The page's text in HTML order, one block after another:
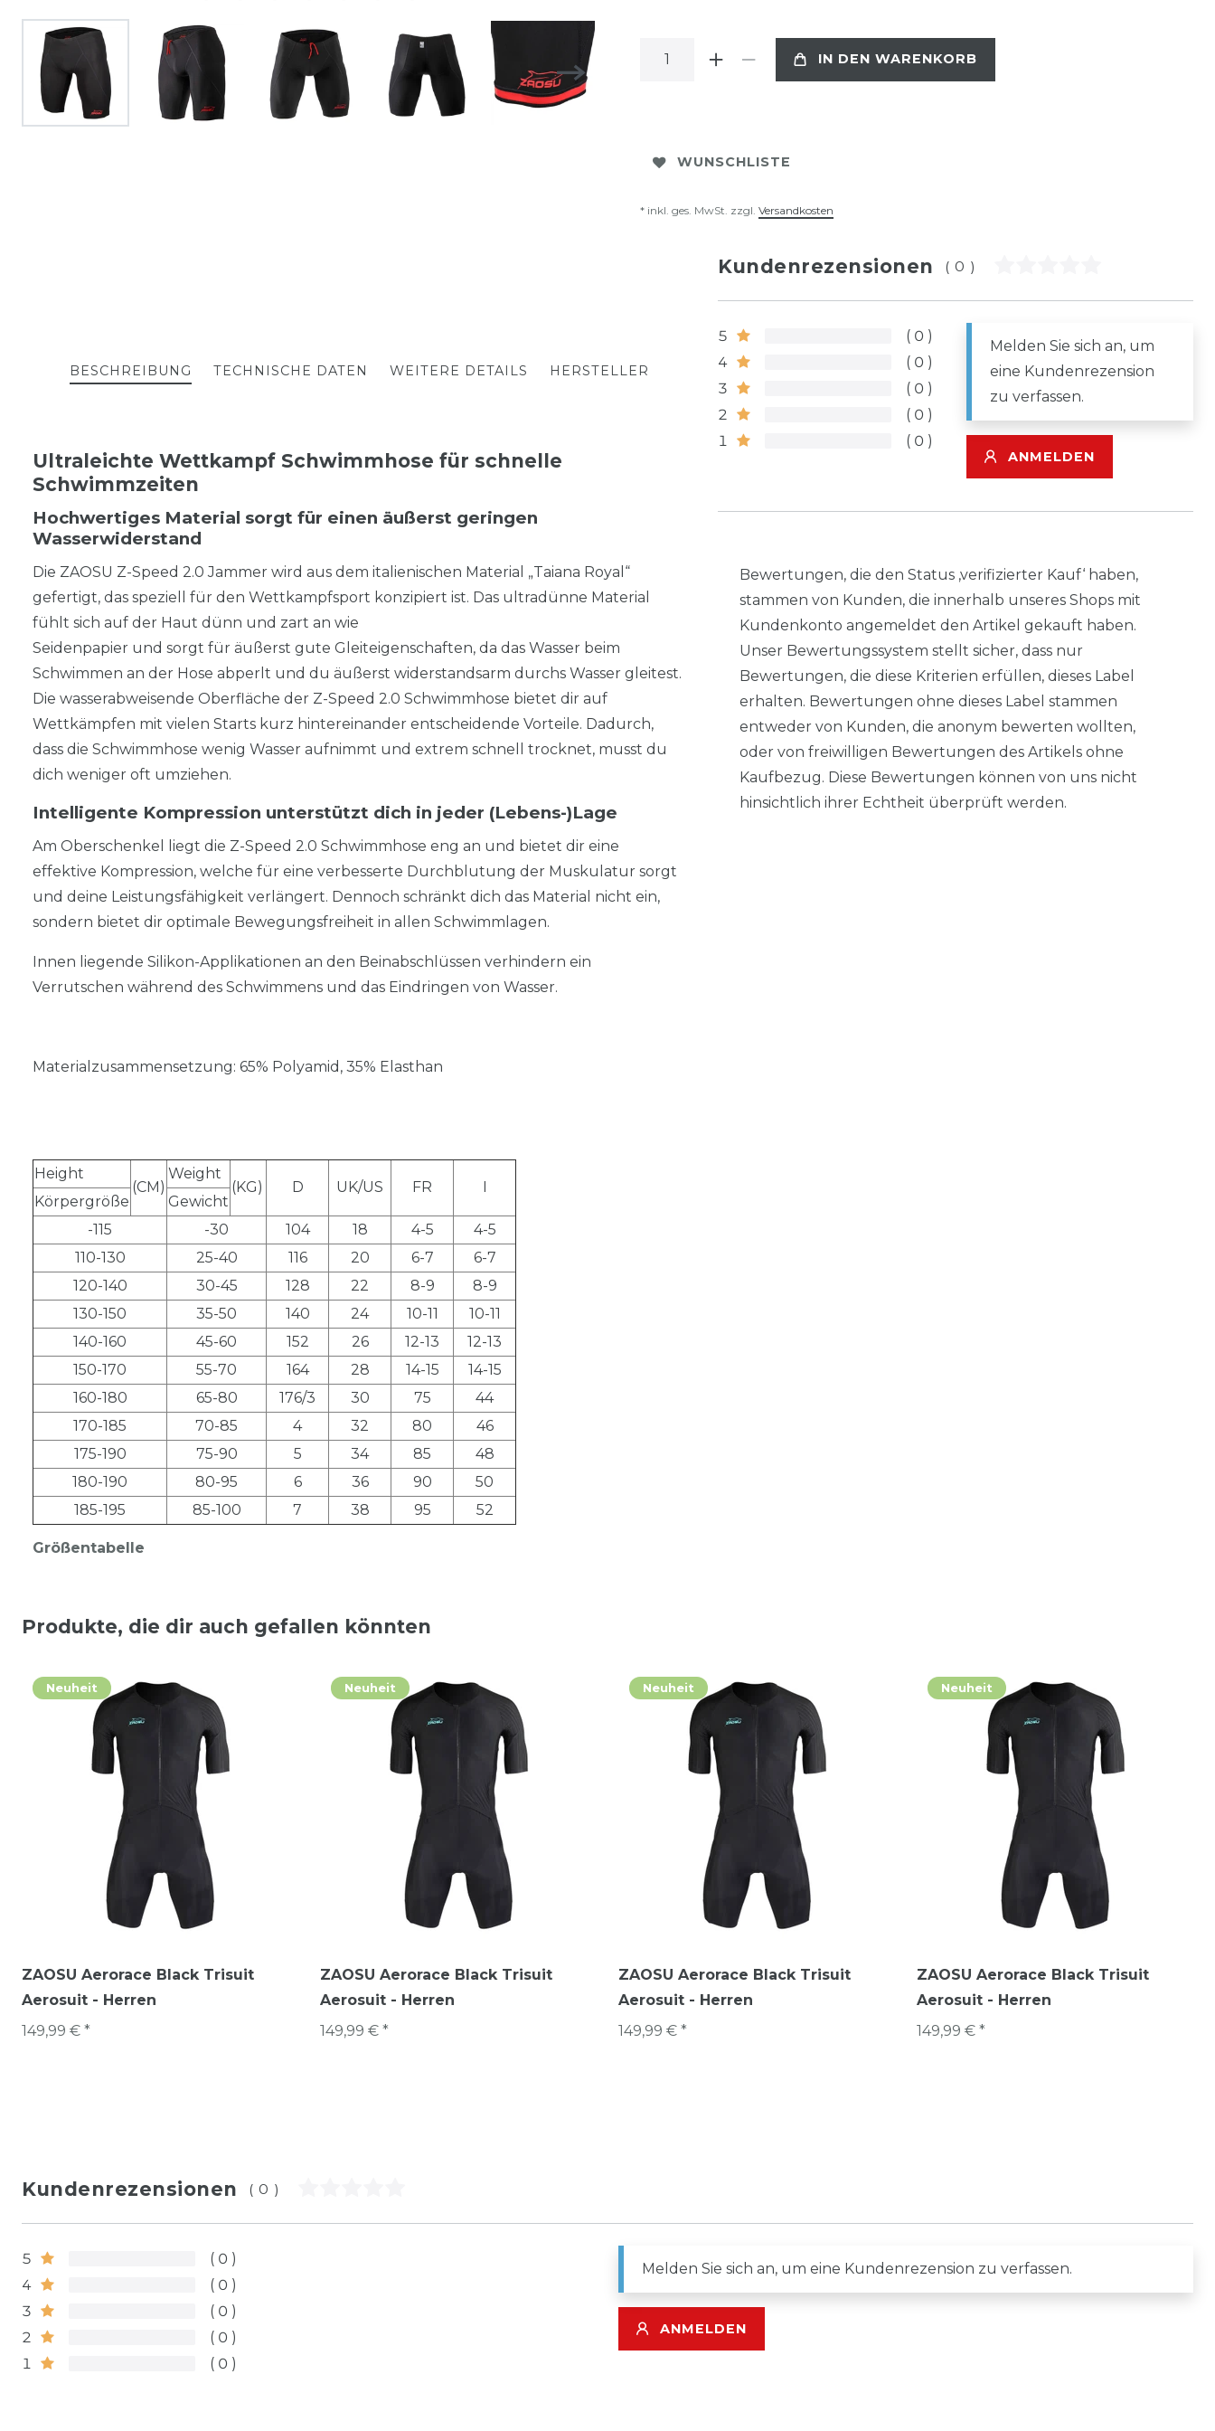
IN DEN WARENKORB
WUNSCHLISTE
* inkl. ges. MwSt. zzgl. Versandkosten
BESCHREIBUNG TECHNISCHE DATEN WEITERE DETAILS HERSTELLER
Ultraleichte Wettkampf Schwimmhose für schnelle
Schwimmzeiten
Hochwertiges Material sorgt für einen äußerst geringen
Wasserwiderstand
Die ZAOSU Z-Speed 2.0 Jammer wird aus dem italienischen Material „Taiana Royal“
gefertigt, das speziell für den Wettkampfsport konzipiert ist. Das ultradünne Material
fühlt sich auf der Haut dünn und zart an wie
Seidenpapier und sorgt für äußerst gute Gleiteigenschaften, da das Wasser beim
Schwimmen an der Hose abperlt und du äußerst widerstandsarm durchs Wasser gleitest.
Die wasserabweisende Oberfläche der Z-Speed 2.0 Schwimmhose bietet dir auf
Wettkämpfen mit vielen Starts kurz hintereinander entscheidende Vorteile. Dadurch,
dass die Schwimmhose wenig Wasser aufnimmt und extrem schnell trocknet, musst du
dich weniger oft umziehen.
Intelligente Kompression unterstützt dich in jeder (Lebens-)Lage
Am Oberschenkel liegt die Z-Speed 2.0 Schwimmhose eng an und bietet dir eine
effektive Kompression, welche für eine verbesserte Durchblutung der Muskulatur sorgt
und deine Leistungsfähigkeit verlängert. Dennoch schränkt dich das Material nicht ein,
sondern bietet dir optimale Bewegungsfreiheit in allen Schwimmlagen.
Innen liegende Silikon-Applikationen an den Beinabschlüssen verhindern ein
Verrutschen während des Schwimmens und das Eindringen von Wasser.
Materialzusammensetzung: 65% Polyamid, 35% Elasthan
Größentabelle
Height
(CM)
Weight
(KG) D UK/US FR
I
Körpergröße
Gewicht
-115
-30 104 18 4-5
4-5
110-130
25-40 116 20 6-7
6-7
120-140
30-45 128 22 8-9
8-9
130-150
35-50 140 24 10-11
10-11
140-160
45-60 152 26 12-13
12-13
150-170
55-70 164 28 14-15
14-15
160-180
65-80 176/3 30 75
44
170-185
70-85 4 32 80
46
175-190
75-90 5 34 85
48
180-190
80-95 6 36 90
50
185-195
85-100 7 38 95 52
Kundenrezensionen (0)
5
0
4
0
3
0
2
0
1
0
Melden Sie sich an, um
eine Kundenrezension
zu verfassen.
ANMELDEN
Bewertungen, die den Status ‚verifizierter Kauf‘ haben,
stammen von Kunden, die innerhalb unseres Shops mit
Kundenkonto angemeldet den Artikel gekauft haben.
Unser Bewertungssystem stellt sicher, dass nur
Bewertungen, die diese Kriterien erfüllen, dieses Label
erhalten. Bewertungen ohne dieses Label stammen
entweder von Kunden, die anonym bewerten wollten,
oder von freiwilligen Bewertungen des Artikels ohne
Kaufbezug. Diese Bewertungen können von uns nicht
hinsichtlich ihrer Echtheit überprüft werden.
Produkte, die dir auch gefallen könnten
Neuheit
ZAOSU Aerorace Black Trisuit
Aerosuit - Herren
149,99 € *
Neuheit
ZAOSU Aerorace Black Trisuit
Aerosuit - Herren
149,99 € *
Neuheit
ZAOSU Aerorace Black Trisuit
Aerosuit - Herren
149,99 € *
Neuheit
ZAOSU Aerorace Black Trisuit
Aerosuit - Herren
149,99 € *
Kundenrezensionen (0)
5
0
4
0
3
0
2
0
1
0
Melden Sie sich an, um eine Kundenrezension zu verfassen.
ANMELDEN